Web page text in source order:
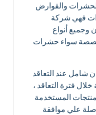
والقوارض
فهي شركة
أنواع
سواء حشرات
شامل عند التعاقد
فترة التعاقد ،
المستخدمة
علي موافقة